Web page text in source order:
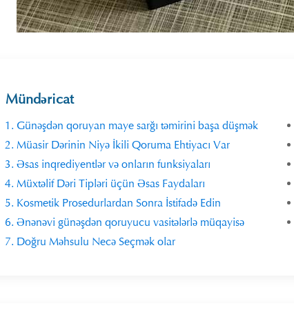
Mündəricat
1. Günəşdən qoruyan maye sarğı təmirini başa düşmək
2. Müasir Dərinin Niyə İkili Qoruma Ehtiyacı Var
3. Əsas inqrediyentlər və onların funksiyaları
4. Müxtəlif Dəri Tipləri üçün Əsas Faydaları
5. Kosmetik Prosedurlardan Sonra İstifadə Edin
6. Ənənəvi günəşdən qoruyucu vasitələrlə müqayisə
7. Doğru Məhsulu Necə Seçmək olar